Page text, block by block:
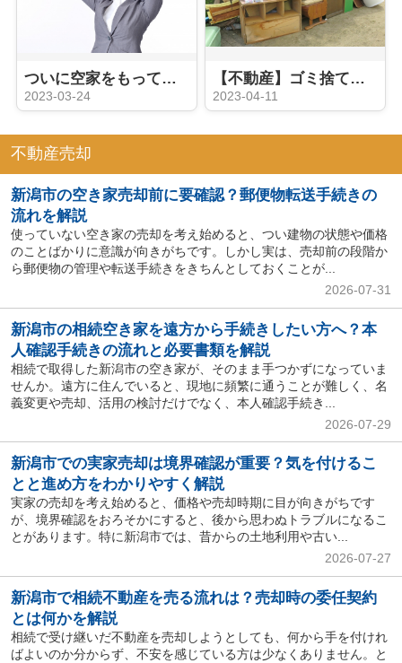
ついに空家をもっているだけで税金がかかる時代に・・・
2023-03-24
【不動産】ゴミ捨てや整理が面倒な相続した空家、どうやって売却した方がいい？
2023-04-11
不動産売却
新潟市の空き家売却前に要確認？郵便物転送手続きの
流れを解説
使っていない空き家の売却を考え始めると、つい建物の状態や価格
のことばかりに意識が向きがちです。しかし実は、売却前の段階か
ら郵便物の管理や転送手続きをきちんとしておくことが...
2026-07-31
新潟市の相続空き家を遠方から手続きしたい方へ？本
人確認手続きの流れと必要書類を解説
相続で取得した新潟市の空き家が、そのまま手つかずになっていま
せんか。遠方に住んでいると、現地に頻繁に通うことが難しく、名
義変更や売却、活用の検討だけでなく、本人確認手続き...
2026-07-29
新潟市での実家売却は境界確認が重要？気を付けるこ
とと進め方をわかりやすく解説
実家の売却を考え始めると、価格や売却時期に目が向きがちです
が、境界確認をおろそかにすると、後から思わぬトラブルになるこ
とがあります。特に新潟市では、昔からの土地利用や古い...
2026-07-27
新潟市で相続不動産を売る流れは？売却時の委任契約
とは何かを解説
相続で受け継いだ不動産を売却しようとしても、何から手を付けれ
ばよいのか分からず、不安を感じている方は少なくありません。と